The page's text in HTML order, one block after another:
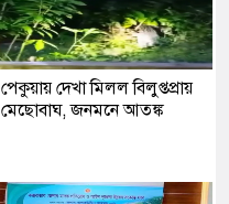
পেকুয়ায় দেখা মিলল বিলুপ্তপ্রায়
মেছোবাঘ, জনমনে আতঙ্ক